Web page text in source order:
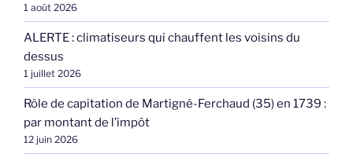
1 août 2026
ALERTE : climatiseurs qui chauffent les voisins du
dessus
1 juillet 2026
Rôle de capitation de Martigné-Ferchaud (35) en 1739 :
par montant de l’impôt
12 juin 2026